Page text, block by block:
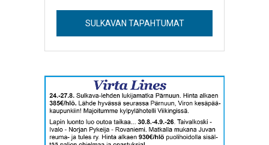
SULKAVAN TAPAHTUMAT